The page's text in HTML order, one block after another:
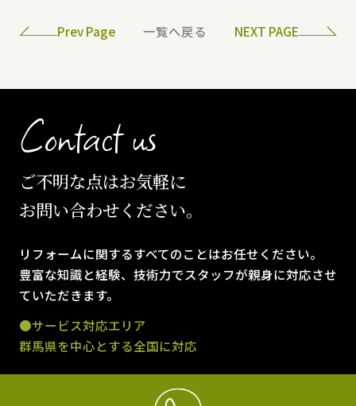
Prev Page 一覧へ戻る NEXT PAGE
Contact us
ご不明な点はお気軽に
お問い合わせください。
リフォームに関するすべてのことはお任せください。
豊富な知識と経験、技術力でスタッフが親身に対応させ
ていただきます。
●サービス対応エリア
群馬県を中心とする全国に対応